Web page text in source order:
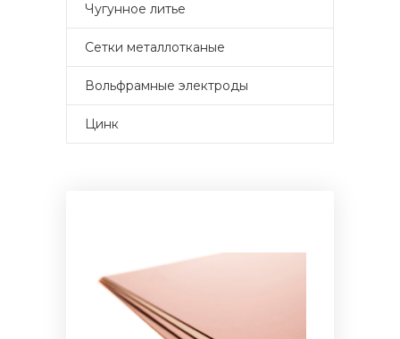
Чугунное литье
Сетки металлотканые
Вольфрамные электроды
Цинк